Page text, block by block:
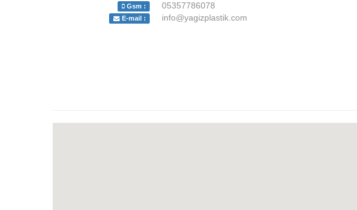
Gsm : 05357786078
E-mail : info@yagizplastik.com